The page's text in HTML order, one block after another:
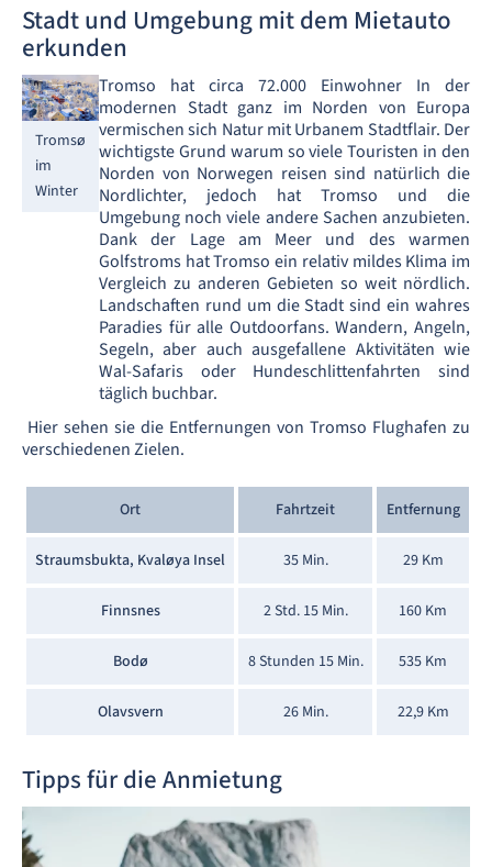
Stadt und Umgebung mit dem Mietauto
erkunden
Tromsø
im
Winter
Tromso hat circa 72.000 Einwohner In der
modernen Stadt ganz im Norden von Europa
vermischen sich Natur mit Urbanem Stadtflair. Der
wichtigste Grund warum so viele Touristen in den
Norden von Norwegen reisen sind natürlich die
Nordlichter, jedoch hat Tromso und die
Umgebung noch viele andere Sachen anzubieten.
Dank der Lage am Meer und des warmen
Golfstroms hat Tromso ein relativ mildes Klima im
Vergleich zu anderen Gebieten so weit nördlich.
Landschaften rund um die Stadt sind ein wahres
Paradies für alle Outdoorfans. Wandern, Angeln,
Segeln, aber auch ausgefallene Aktivitäten wie
Wal-Safaris oder Hundeschlittenfahrten sind
täglich buchbar.
Hier sehen sie die Entfernungen von Tromso Flughafen zu
verschiedenen Zielen.
Ort Fahrtzeit Entfernung
Straumsbukta, Kvaløya Insel 35 Min. 29 Km
Finnsnes 2 Std. 15 Min. 160 Km
Bodø 8 Stunden 15 Min. 535 Km
Olavsvern 26 Min. 22,9 Km
Tipps für die Anmietung